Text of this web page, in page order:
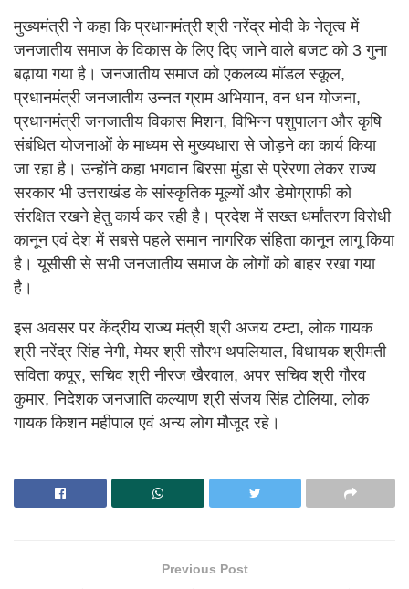
मुख्यमंत्री ने कहा कि प्रधानमंत्री श्री नरेंद्र मोदी के नेतृत्व में
जनजातीय समाज के विकास के लिए दिए जाने वाले बजट को 3 गुना
बढ़ाया गया है। जनजातीय समाज को एकलव्य मॉडल स्कूल,
प्रधानमंत्री जनजातीय उन्नत ग्राम अभियान, वन धन योजना,
प्रधानमंत्री जनजातीय विकास मिशन, विभिन्न पशुपालन और कृषि
संबंधित योजनाओं के माध्यम से मुख्यधारा से जोड़ने का कार्य किया
जा रहा है। उन्होंने कहा भगवान बिरसा मुंडा से प्रेरणा लेकर राज्य
सरकार भी उत्तराखंड के सांस्कृतिक मूल्यों और डेमोग्राफी को
संरक्षित रखने हेतु कार्य कर रही है। प्रदेश में सख्त धर्मांतरण विरोधी
कानून एवं देश में सबसे पहले समान नागरिक संहिता कानून लागू किया
है। यूसीसी से सभी जनजातीय समाज के लोगों को बाहर रखा गया
है।
इस अवसर पर केंद्रीय राज्य मंत्री श्री अजय टम्टा, लोक गायक
श्री नरेंद्र सिंह नेगी, मेयर श्री सौरभ थपलियाल, विधायक श्रीमती
सविता कपूर, सचिव श्री नीरज खैरवाल, अपर सचिव श्री गौरव
कुमार, निदेशक जनजाति कल्याण श्री संजय सिंह टोलिया, लोक
गायक किशन महीपाल एवं अन्य लोग मौजूद रहे।
Previous Post